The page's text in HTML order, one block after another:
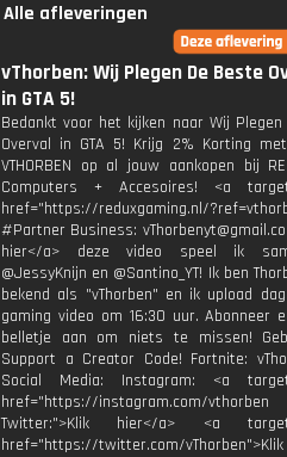
Alle afleveringen
vThorben: Wij Plegen De Beste
in GTA 5!
Bedankt voor het kijken naar Wij
Overval in GTA 5! Krijg 2% Korting
VTHORBEN op al jouw aankopen bij
Computers + Accesoires! <a
href="https://reduxgaming.nl/
#Partner Business:
hier</a> deze video speel ik
@JessyKnijn en @Santino_YT! Ik ben
bekend als "vThorben" en ik upload
gaming video om 16:30 uur. Abonneer
belletje aan om niets te missen!
Support a Creator Code! Fortnite:
Social Media: Instagram: <a
href="https://instagram.com/vthorben
Twitter:">Klik hier</a> <a
href="https://twitter.com/